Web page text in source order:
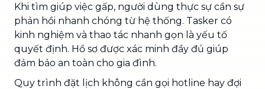
Khi tìm giúp việc gấp, người dùng thực sự cần sự
phản hồi nhanh chóng từ hệ thống. Tasker có
kinh nghiệm và thao tác nhanh gọn là yếu tố
quyết định. Hồ sơ được xác minh đầy đủ giúp
đảm bảo an toàn cho gia đình.
Quy trình đặt lịch không cần gọi hotline hay đợi